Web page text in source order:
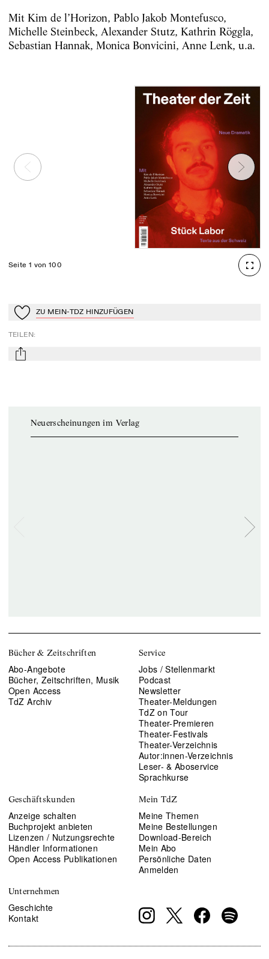
Mit Kim de l’Horizon, Pablo Jakob Montefusco,
Michelle Steinbeck, Alexander Stutz, Kathrin Röggla,
Sebastian Hannak, Monica Bonvicini, Anne Lenk, u.a.
Seite 1 von 100
Zu Mein-TdZ hinzufügen
ZU MEIN-TDZ HINZUFÜGEN
TEILEN:
mail
Neuerscheinungen im Verlag
Bücher & Zeitschriften
Abo-Angebote
Bücher, Zeitschriften, Musik
Open Access
TdZ Archiv
Service
Jobs / Stellenmarkt
Podcast
Newsletter
Theater-Meldungen
TdZ on Tour
Theater-Premieren
Theater-Festivals
Theater-Verzeichnis
Autor:innen-Verzeichnis
Leser- & Aboservice
Sprachkurse
Geschäftskunden
Anzeige schalten
Buchprojekt anbieten
Lizenzen / Nutzungsrechte
Händler Informationen
Open Access Publikationen
Mein TdZ
Meine Themen
Meine Bestellungen
Download-Bereich
Mein Abo
Persönliche Daten
Anmelden
Unternehmen
Geschichte
Kontakt